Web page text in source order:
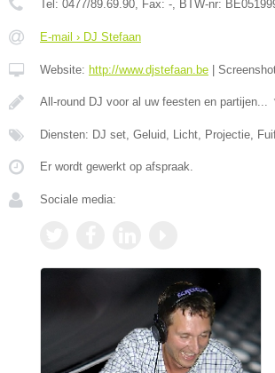
Tel: 0477/89.69.90, Fax: -, BTW-nr:
E-mail › DJ Stefaan
Website: http://www.djstefaan.be
All-round DJ voor al uw feesten en partijen...
Diensten: DJ set, Geluid, Licht, Projectie,
Er wordt gewerkt op afspraak.
Sociale media: